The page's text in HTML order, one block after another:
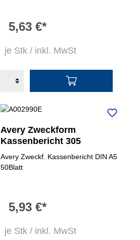
5,63 €*
je Stk / inkl. MwSt
Avery Zweckform
Kassenbericht 305
Avery Zweckf. Kassenbericht DIN A5
50Blatt
5,93 €*
je Stk / inkl. MwSt